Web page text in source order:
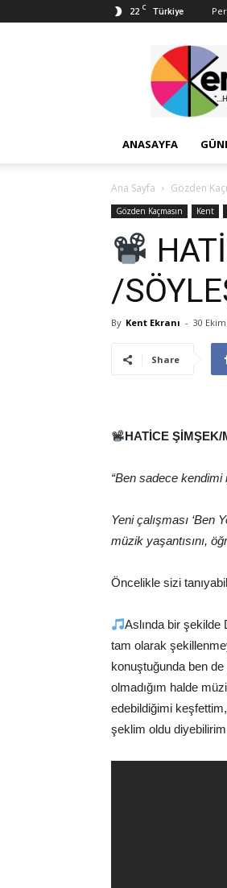
22 C Türkiye
ANASAYFA
Ana Sayfa Gözden
Gözden Kaçmasın Kent
/
By Kent Ekranı - 30
Share
HATİCE ŞİMŞEK/
“Ben sadece
Yeni çalışması
müzik yaşantısını,
Öncelikle sizi
Aslında bir şekilde
tam olarak
konuştuğunda ben de
olmadığım halde
edebildiğimi
şeklim oldu